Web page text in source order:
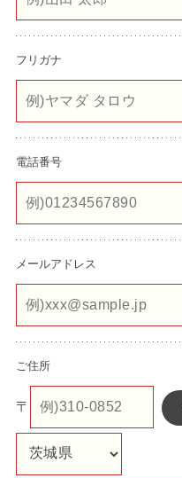
フリガナ
電話番号
メールアドレス
ご住所
〒